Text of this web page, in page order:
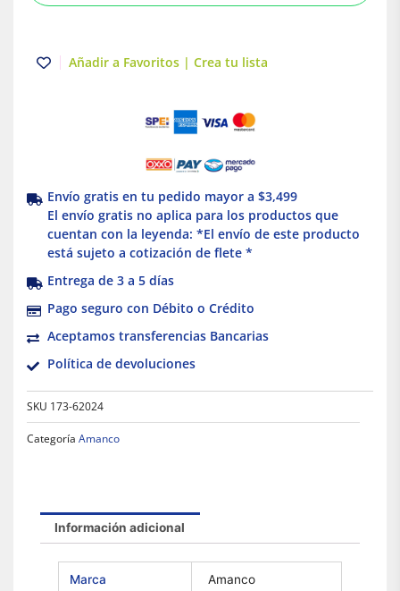
cantidad
Añadir a Favoritos | Crea tu lista
Envío gratis en tu pedido mayor a $3,499
El envío gratis no aplica para los productos que
cuentan con la leyenda: *El envío de este producto
está sujeto a cotización de flete *
Entrega de 3 a 5 días
Pago seguro con Débito o Crédito
Aceptamos transferencias Bancarias
Política de devoluciones
SKU 173-62024
Categoría Amanco
Información adicional
Marca Amanco